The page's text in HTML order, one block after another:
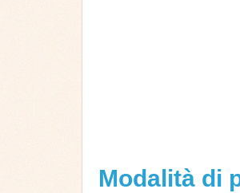
Modalità di